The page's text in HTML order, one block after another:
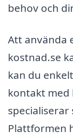
behov och
Att använda
kostnad.se
kan du
kontakt med
specialiserar
Plattformen